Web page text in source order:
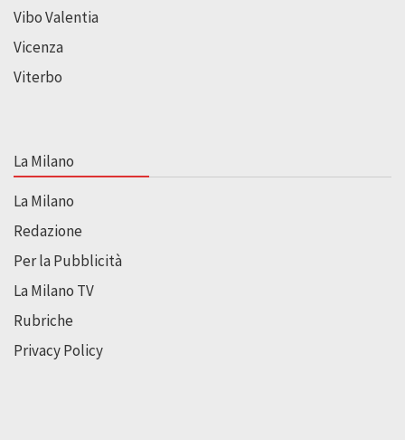
Vibo Valentia
Vicenza
Viterbo
La Milano
La Milano
Redazione
Per la Pubblicità
La Milano TV
Rubriche
Privacy Policy